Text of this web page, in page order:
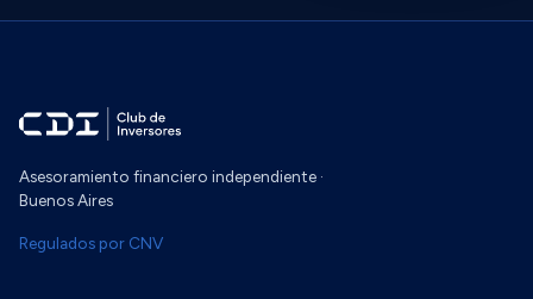
Asesoramiento financiero independiente ·
Buenos Aires
Regulados por CNV